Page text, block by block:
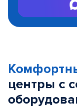
центры с